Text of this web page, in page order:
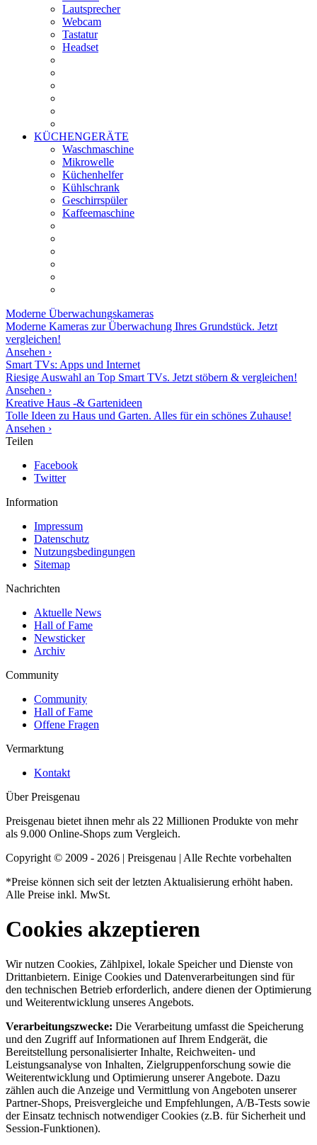
Lautsprecher
Webcam
Tastatur
Headset
KÜCHENGERÄTE
Waschmaschine
Mikrowelle
Küchenhelfer
Kühlschrank
Geschirrspüler
Kaffeemaschine
Moderne Überwachungskameras
Moderne Kameras zur Überwachung Ihres Grundstück. Jetzt
vergleichen!
Ansehen ›
Smart TVs: Apps und Internet
Riesige Auswahl an Top Smart TVs. Jetzt stöbern & vergleichen!
Ansehen ›
Kreative Haus -& Gartenideen
Tolle Ideen zu Haus und Garten. Alles für ein schönes Zuhause!
Ansehen ›
Teilen
Facebook
Twitter
Information
Impressum
Datenschutz
Nutzungsbedingungen
Sitemap
Nachrichten
Aktuelle News
Hall of Fame
Newsticker
Archiv
Community
Community
Hall of Fame
Offene Fragen
Vermarktung
Kontakt
Über Preisgenau
Preisgenau bietet ihnen mehr als 22 Millionen Produkte von mehr
als 9.000 Online-Shops zum Vergleich.
Copyright © 2009 - 2026 | Preisgenau | Alle Rechte vorbehalten
*Preise können sich seit der letzten Aktualisierung erhöht haben.
Alle Preise inkl. MwSt.
Cookies akzeptieren
Wir nutzen Cookies, Zählpixel, lokale Speicher und Dienste von
Drittanbietern. Einige Cookies und Datenverarbeitungen sind für
den technischen Betrieb erforderlich, andere dienen der Optimierung
und Weiterentwicklung unseres Angebots.
Verarbeitungszwecke: Die Verarbeitung umfasst die Speicherung
und den Zugriff auf Informationen auf Ihrem Endgerät, die
Bereitstellung personalisierter Inhalte, Reichweiten- und
Leistungsanalyse von Inhalten, Zielgruppenforschung sowie die
Weiterentwicklung und Optimierung unserer Angebote. Dazu
zählen auch die Anzeige und Vermittlung von Angeboten unserer
Partner-Shops, Preisvergleiche und Empfehlungen, A/B-Tests sowie
der Einsatz technisch notwendiger Cookies (z.B. für Sicherheit und
Session-Funktionen).